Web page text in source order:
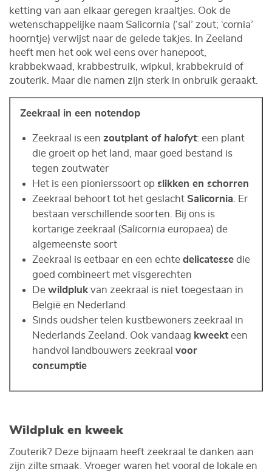
ketting van aan elkaar geregen kraaltjes. Ook de
wetenschappelijke naam Salicornia (‘sal’ zout; ‘cornia’
hoorntje) verwijst naar de gelede takjes. In Zeeland
heeft men het ook wel eens over hanepoot,
krabbekwaad, krabbestruik, wipkul, krabbekruid of
zouterik. Maar die namen zijn sterk in onbruik geraakt.
Zeekraal in een notendop
Zeekraal is een zoutplant of halofyt: een plant
die groeit op het land, maar goed bestand is
tegen zoutwater
Het is een pionierssoort op slikken en schorren
Zeekraal behoort tot het geslacht Salicornia . Er
bestaan verschillende soorten. Bij ons is
kortarige zeekraal (Salicornia europaea) de
algemeenste soort
Zeekraal is eetbaar en een echte delicatesse die
goed combineert met visgerechten
De wildpluk van zeekraal is niet toegestaan in
België en Nederland
Sinds oudsher telen kustbewoners zeekraal in
Nederlands Zeeland. Ook vandaag kweekt een
handvol landbouwers zeekraal voor
consumptie
Wildpluk en kweek
Zouterik? Deze bijnaam heeft zeekraal te danken aan
zijn zilte smaak. Vroeger waren het vooral de lokale en